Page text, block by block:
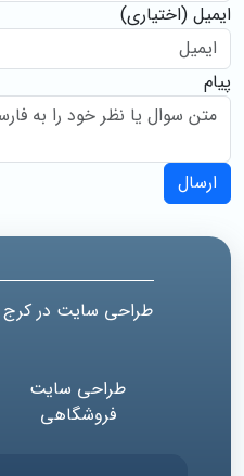
ایمیل (اختیاری)
پیام
ارسال
طراحی سایت در کرج
طراحی سایت
فروشگاهی